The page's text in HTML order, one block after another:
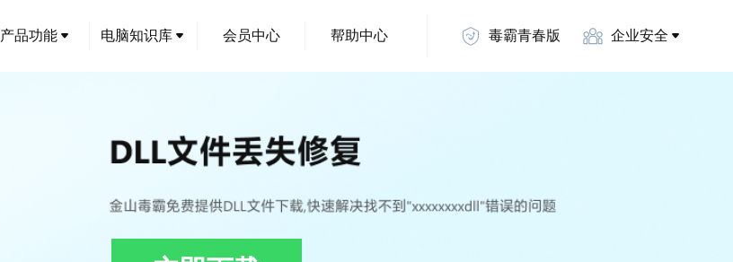
产品功能 电脑知识库 会员中心 帮助中心 毒霸青春版 企业安全